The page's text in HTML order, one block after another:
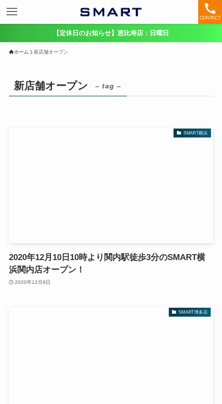
CONTACT
【定休日のお知らせ】恵比寿店：日曜日
ホーム 新店舗オープン
新店舗オープン – tag –
SMART横浜
2020年12月10日10時より関内駅徒歩3分のSMART横
浜関内店オープン！
2020年12月9日
SMART博多店